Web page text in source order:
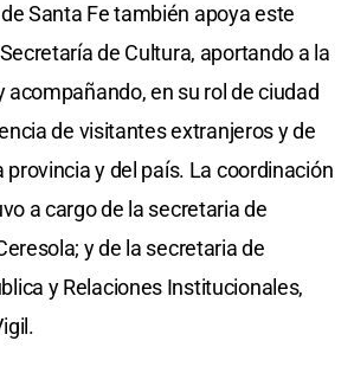
Santa Fe también apoya este
de Cultura, aportando a la
acompañando, en su rol de ciudad
de visitantes extranjeros y de
provincia y del país. La coordinación
a cargo de la secretaria de
y de la secretaria de
y Relaciones Institucionales,